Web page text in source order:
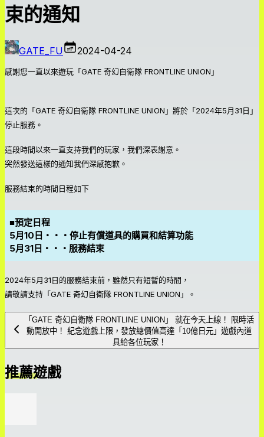
束的通知
GATE_FU 2024-04-24
感謝您一直以來遊玩「GATE 奇幻自衛隊 FRONTLINE UNION」
這次的「GATE 奇幻自衛隊 FRONTLINE UNION」將於「2024年5月31日」
停止服務。
這段時間以來一直支持我們的玩家，我們深表謝意。
突然發送這樣的通知我們深感抱歉。
服務結束的時間日程如下
■預定日程
5月10日・・・停止有償道具的購買和結算功能
5月31日・・・服務結束
2024年5月31日的服務結束前，雖然只有短暫的時間，
請敬請支持「GATE 奇幻自衛隊 FRONTLINE UNION」。
「GATE 奇幻自衛隊 FRONTLINE UNION」 就在今天上線！ 限時活
動開放中！ 紀念遊戲上限，發放總價值高達「10億日元」遊戲內道
具給各位玩家！
推薦遊戲